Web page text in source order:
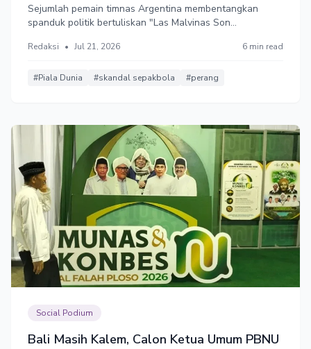
Sejumlah pemain timnas Argentina membentangkan
spanduk politik bertuliskan "Las Malvinas Son
milik Argentina, seusai kemenangan atas Inggris di
melanggar, tapi FIFA tak kunjung jatuhkan sanksi.
Redaksi • Jul 21, 2026 6 min read
#Piala Dunia #skandal sepakbola #perang
Social Podium
Bali Masih Kalem, Calon Ketua Umum PBNU